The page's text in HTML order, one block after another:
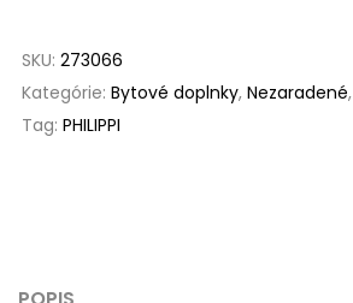
SKU: 273066
Kategórie: Bytové doplnky, Nezaradené,
Tag: PHILIPPI